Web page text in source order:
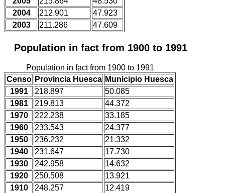
2004
212.901
47.923
2003
211.286 47.609
Population in fact from 1900 to 1991
Population in fact from 1900 to 1991
Censo Provincia Huesca Municipio Huesca
1991
218.897
50.085
1981
219.813
44.372
1970
222.238
33.185
1960
233.543
24.377
1950
236.232
21.332
1940
231.647
17.730
1930
242.958
14.632
1920
250.508
13.921
1910
248.257
12.419